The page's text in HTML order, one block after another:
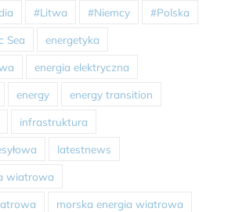
#Litwa #Niemcy #Polska
Sea energetyka
energia elektryczna
energy energy transition
infrastruktura
latestnews
wiatrowa
morska energia wiatrowa